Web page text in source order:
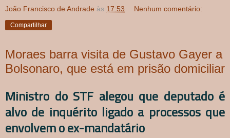
João Francisco de Andrade às 17:53 Nenhum comentário:
Compartilhar
Moraes barra visita de Gustavo Gayer a
Bolsonaro, que está em prisão domiciliar
Ministro do STF alegou que deputado é
alvo de inquérito ligado a processos que
envolvem o ex-mandatário